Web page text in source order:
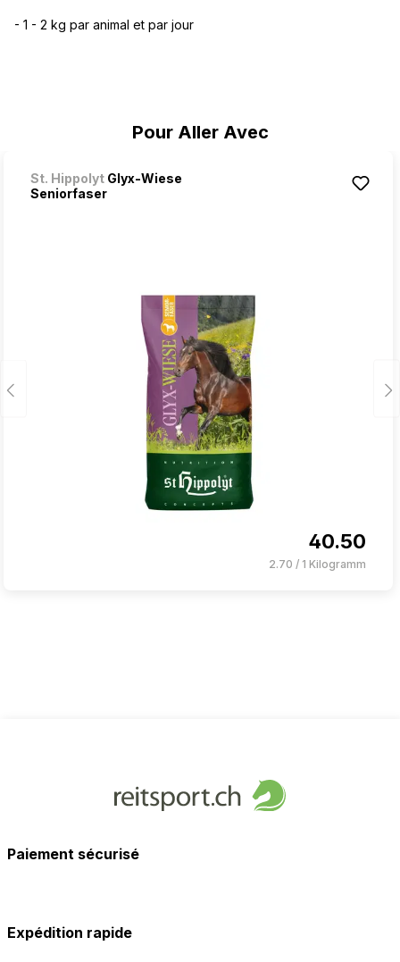
Pour Aller Avec
St. Hippolyt Glyx-Wiese
Seniorfaser
40.50
2.70 / 1 Kilogramm
- 1 - 2 kg par animal et par jour
Paiement sécurisé
Expédition rapide